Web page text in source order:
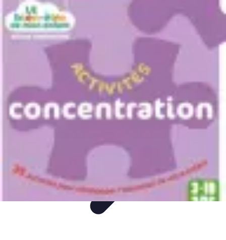
Mega Fun Zone
TutorialÉvénements Jeux
Mega Fun Zone